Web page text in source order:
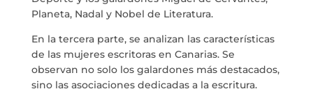
Planeta, Nadal y Nobel de Literatura.
En la tercera parte, se analizan las características
de las mujeres escritoras en Canarias. Se
observan no solo los galardones más destacados,
sino las asociaciones dedicadas a la escritura.